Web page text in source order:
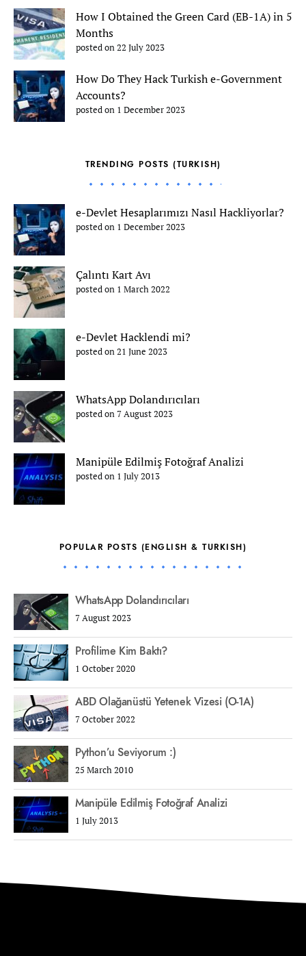
How I Obtained the Green Card (EB-1A) in 5
Months
posted on 22 July 2023
How Do They Hack Turkish e-Government
Accounts?
posted on 1 December 2023
TRENDING POSTS (TURKISH)
e-Devlet Hesaplarımızı Nasıl Hackliyorlar?
posted on 1 December 2023
Çalıntı Kart Avı
posted on 1 March 2022
e-Devlet Hacklendi mi?
posted on 21 June 2023
WhatsApp Dolandırıcıları
posted on 7 August 2023
Manipüle Edilmiş Fotoğraf Analizi
posted on 1 July 2013
POPULAR POSTS (ENGLISH & TURKISH)
WhatsApp Dolandırıcıları
7 August 2023
Profilime Kim Baktı?
1 October 2020
ABD Olağanüstü Yetenek Vizesi (O-1A)
7 October 2022
Python’u Seviyorum :)
25 March 2010
Manipüle Edilmiş Fotoğraf Analizi
1 July 2013